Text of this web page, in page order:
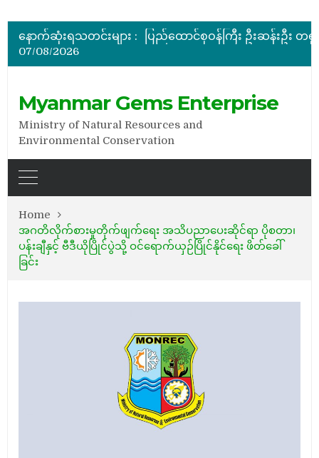
နောက်ဆုံးရသတင်းများ :
အိတ်ဖွင့်တင်ဒါခေါ်ယူခြင်း
07/08/2026
Myanmar Gems Enterprise
Ministry of Natural Resources and
Environmental Conservation
Home
အဂတိလိုက်စားမှုတိုက်ဖျက်ရေး အသိပညာပေးဆိုင်ရာ ပိုစတာ၊
ပန်းချီနှင့် ဗီဒီယိုပြိုင်ပွဲသို့ ဝင်ရောက်ယှဉ်ပြိုင်နိုင်ရေး ဖိတ်ခေါ်
ခြင်း